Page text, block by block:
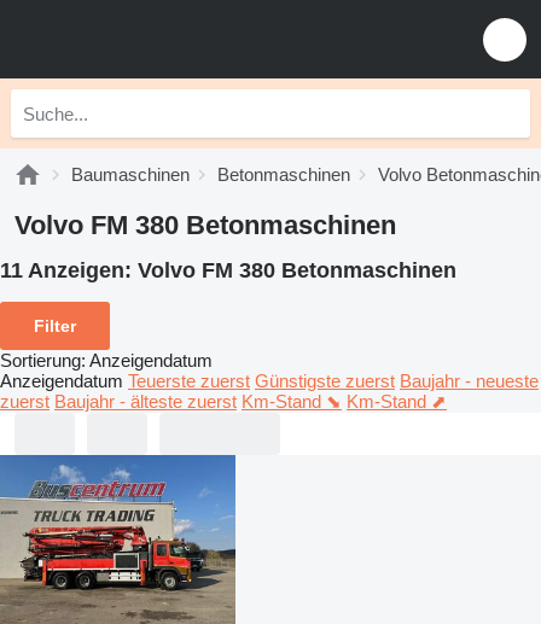
Baumaschinen Betonmaschinen Volvo
Volvo FM 380 Betonmaschinen
11 Anzeigen: Volvo FM 380 Betonmaschinen
Filter
Sortierung: Anzeigendatum
Anzeigendatum Teuerste zuerst Günstigste zuerst Baujahr - neueste
zuerst Baujahr - älteste zuerst Km-Stand ⬊ Km-Stand ⬈